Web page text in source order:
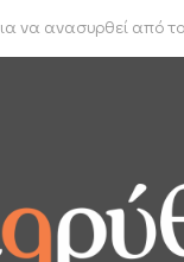
να ανασυρθεί από
των